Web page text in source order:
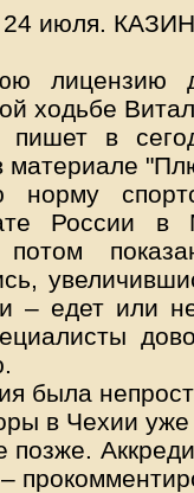
июля.
лицензию
ходьбе
в
материале
норму
России в
– едет или
была
в Чехии уже
позже.